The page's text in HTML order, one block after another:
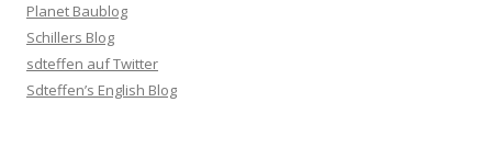
Planet Baublog
Schillers Blog
sdteffen auf Twitter
Sdteffen’s English Blog